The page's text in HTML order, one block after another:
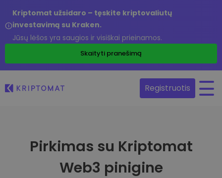
Kriptomat užsidaro – tęskite kriptovaliutų
investavimą su Kraken.
Jūsų lėšos yra saugios ir visiškai prieinamos.
Skaityti pranešimą
Registruotis
Pirkimas su Kriptomat
Web3 pinigine